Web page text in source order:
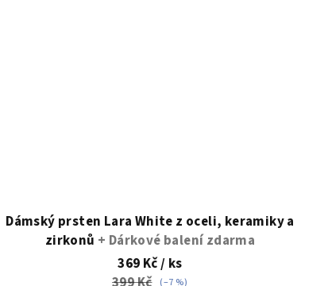
Dámský prsten Lara White z oceli, keramiky a
zirkonů + Dárkové balení zdarma
369 Kč/ ks
(–7 %)